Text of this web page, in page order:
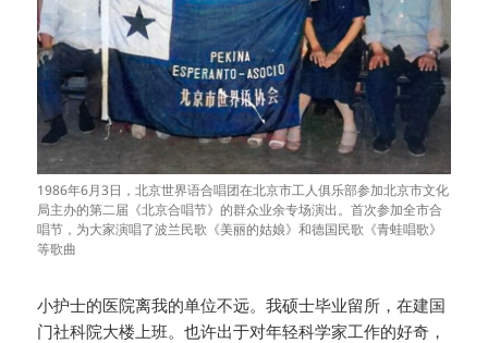
1986年6月3日，北京世界语合唱团在北京市工人俱乐部参加北京市文化
局主办的第二届《北京合唱节》的群众业余专场演出。首次参加全市合
唱节，为大家演唱了波兰民歌《美丽的姑娘》和德国民歌《青蛙唱歌》
等歌曲
小护士的医院离我的单位不远。我硕士毕业留所，在建国
门社科院大楼上班。也许出于对年轻科学家工作的好奇，